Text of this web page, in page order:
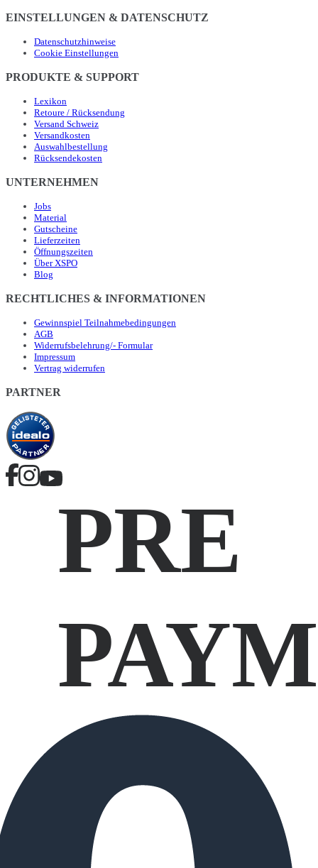
EINSTELLUNGEN & DATENSCHUTZ
Datenschutzhinweise
Cookie Einstellungen
PRODUKTE & SUPPORT
Lexikon
Retoure / Rücksendung
Versand Schweiz
Versandkosten
Auswahlbestellung
Rücksendekosten
UNTERNEHMEN
Jobs
Material
Gutscheine
Lieferzeiten
Öffnungszeiten
Über XSPO
Blog
RECHTLICHES & INFORMATIONEN
Gewinnspiel Teilnahmebedingungen
AGB
Widerrufsbelehrung/- Formular
Impressum
Vertrag widerrufen
PARTNER